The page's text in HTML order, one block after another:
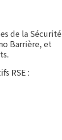
de la Sécurité
Barrière, et
RSE :